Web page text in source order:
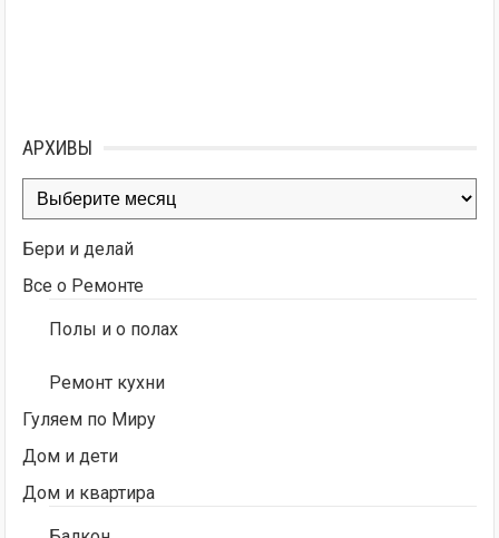
АРХИВЫ
Архивы
Бери и делай
Все о Ремонте
Полы и о полах
Ремонт кухни
Гуляем по Миру
Дом и дети
Дом и квартира